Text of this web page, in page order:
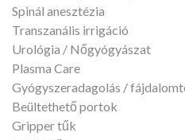
Spinál anesztézia
Transzanális irrigáció
Urológia / Nőgyógyászat
Plasma Care
Gyógyszeradagolás /
Beültethető portok
Gripper tűk